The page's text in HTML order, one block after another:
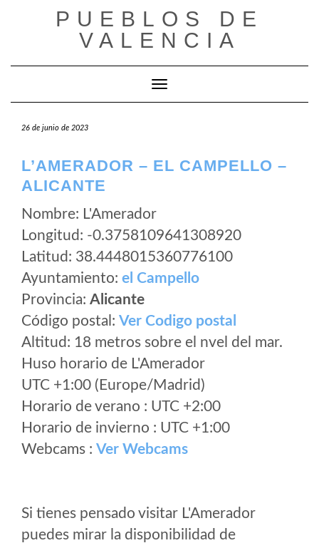
PUEBLOS DE
VALENCIA
Cambiar modo de navegación
26 de junio de 2023
L’AMERADOR – EL CAMPELLO –
ALICANTE
Nombre: L'Amerador
Longitud: -0.3758109641308920
Latitud: 38.4448015360776100
Ayuntamiento: el Campello
Provincia: Alicante
Código postal: Ver Codigo postal
Altitud: 18 metros sobre el nvel del mar.
Huso horario de L'Amerador
UTC +1:00 (Europe/Madrid)
Horario de verano : UTC +2:00
Horario de invierno : UTC +1:00
Webcams : Ver Webcams
Si tienes pensado visitar L'Amerador
puedes mirar la disponibilidad de